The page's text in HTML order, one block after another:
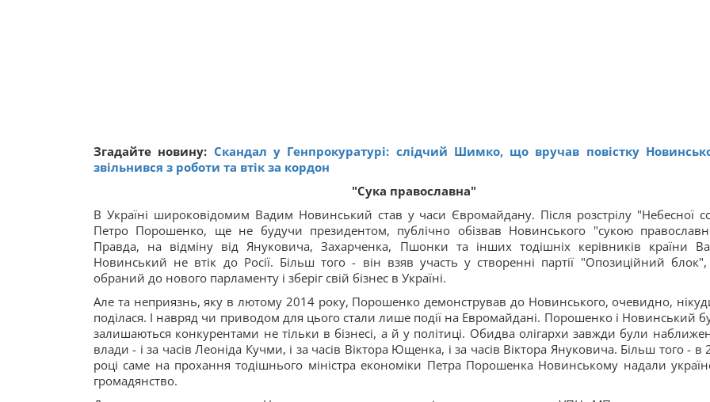
Згадайте новину: Скандал у Генпрокуратурі: слідчий Шимко, що вручав повістку
звільнився з роботи та втік за кордон
"Сука православна"
В Україні широковідомим Вадим Новинський став у часи Євромайдану. Після розстрілу "Небесної
Петро Порошенко, ще не будучи президентом, публічно обізвав Новинського "сукою
Правда, на відміну від Януковича, Захарченка, Пшонки та інших тодішніх керівників країни
Новинський не втік до Росії. Більш того - він взяв участь у створенні партії "Опозиційний
обраний до нового парламенту і зберіг свій бізнес в Україні.
Але та неприязнь, яку в лютому 2014 року, Порошенко демонстрував до Новинського, очевидно,
поділася. І навряд чи приводом для цього стали лише події на Евромайдані. Порошенко і Новинський
залишаються конкурентами не тільки в бізнесі, а й у політиці. Обидва олігархи завжди були
влади - і за часів Леоніда Кучми, і за часів Віктора Ющенка, і за часів Віктора Януковича. Більш того - в
році саме на прохання тодішнього міністра економіки Петра Порошенка Новинському надали
громадянство.